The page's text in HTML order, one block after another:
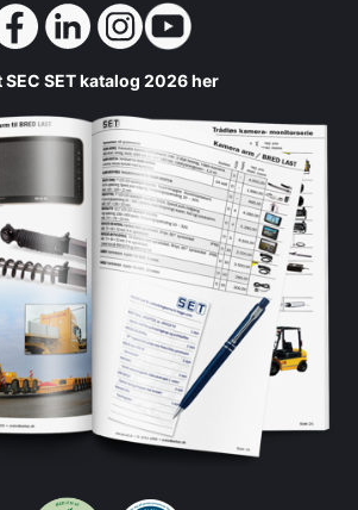
SEC SET katalog 2026 her